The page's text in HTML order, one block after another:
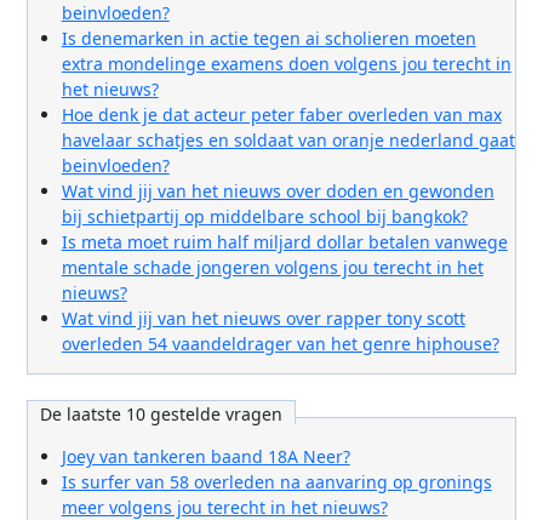
beinvloeden?
Is denemarken in actie tegen ai scholieren moeten
extra mondelinge examens doen volgens jou terecht in
het nieuws?
Hoe denk je dat acteur peter faber overleden van max
havelaar schatjes en soldaat van oranje nederland gaat
beinvloeden?
Wat vind jij van het nieuws over doden en gewonden
bij schietpartij op middelbare school bij bangkok?
Is meta moet ruim half miljard dollar betalen vanwege
mentale schade jongeren volgens jou terecht in het
nieuws?
Wat vind jij van het nieuws over rapper tony scott
overleden 54 vaandeldrager van het genre hiphouse?
De laatste 10 gestelde vragen
Joey van tankeren baand 18A Neer?
Is surfer van 58 overleden na aanvaring op gronings
meer volgens jou terecht in het nieuws?